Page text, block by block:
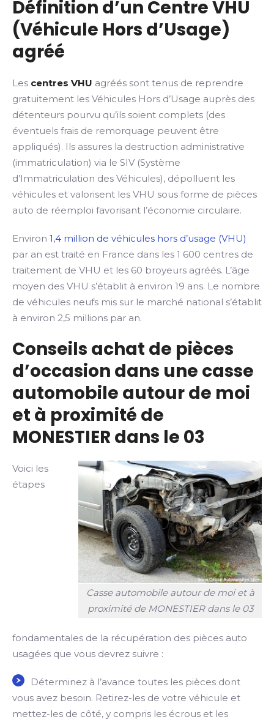
Définition d’un Centre VHU
(Véhicule Hors d’Usage)
agréé
Les centres VHU agréés sont tenus de reprendre
gratuitement les Véhicules Hors d’Usage auprès des
détenteurs pourvu qu’ils soient complets (des
éventuels frais de remorquage peuvent être
appliqués). Ils assures la destruction administrative
(immatriculation) via le SIV (Système
d’Immatriculation des Véhicules), dépolluent les
véhicules et valorisent les VHU sous forme de pièces
auto de réemploi favorisant l’économie circulaire.
Environ 1,4 million de véhicules hors d’usage (VHU)
par an est traité en France dans les 1 600 centres de
traitement de VHU et les 60 broyeurs agréés. L’âge
moyen des VHU s’établit à environ 19 ans. Le nombre
de véhicules neufs mis sur le marché national s’établit
à environ 2,5 millions par an.
Conseils achat de pièces
d’occasion dans une casse
automobile autour de moi
et à proximité de
MONESTIER dans le 03
Casse automobile autour de moi et à
proximité de MONESTIER dans le 03
Voici les
étapes
fondamentales de la récupération des pièces auto
usagées que vous devrez suivre :
Déterminez à l’avance toutes les pièces dont
vous avez besoin. Retirez-les de votre véhicule et
mettez-les de côté, y compris les écrous et les